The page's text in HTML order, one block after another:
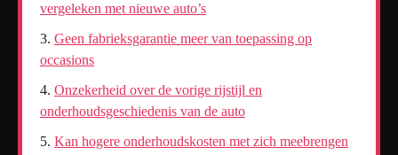
vergeleken met nieuwe auto’s
Geen fabrieksgarantie meer van toepassing op
occasions
Onzekerheid over de vorige rijstijl en
onderhoudsgeschiedenis van de auto
Kan hogere onderhoudskosten met zich meebrengen